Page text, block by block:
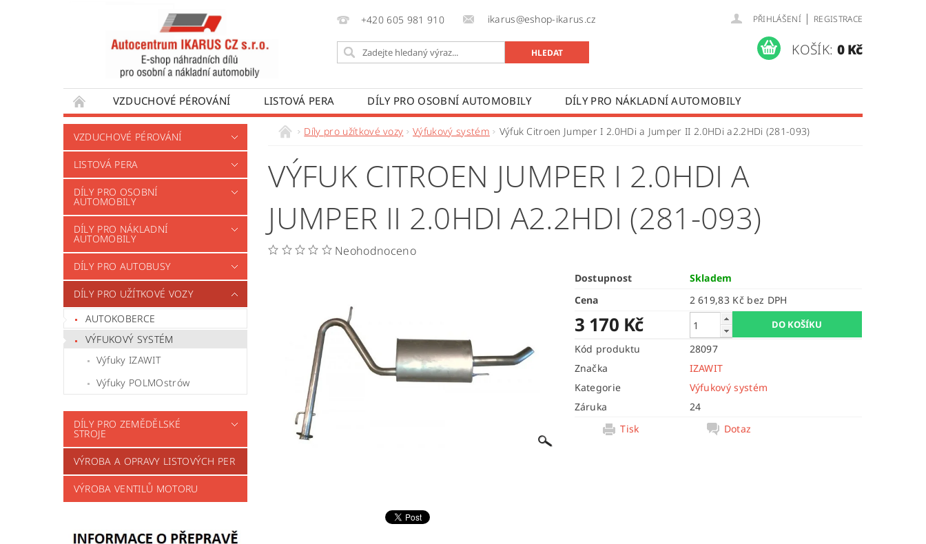
+420 605 981 910 ikarus@eshop-ikarus.cz PŘIHLÁŠENÍ | REGISTRACE
KOŠÍK: 0 Kč
VZDUCHOVÉ PÉROVÁNÍ LISTOVÁ PERA DÍLY PRO OSOBNÍ AUTOMOBILY
DÍLY PRO NÁKLADNÍ AUTOMOBILY
DÍLY PRO AUTOBUSY
DÍLY PRO UŽÍTKOVÉ VOZY DÍLY PRO ZEMĚDĚLSKÉ STROJE
VÝROBA A OPRAVY LISTOVÝCH PER
VÝROBA VENTILŮ MOTORU
VZDUCHOVÉ PÉROVÁNÍ
LISTOVÁ PERA
DÍLY PRO OSOBNÍ
AUTOMOBILY
DÍLY PRO NÁKLADNÍ
AUTOMOBILY
DÍLY PRO AUTOBUSY
DÍLY PRO UŽÍTKOVÉ VOZY
AUTOKOBERCE
VÝFUKOVÝ SYSTÉM
Výfuky IZAWIT
Výfuky POLMOstrów
DÍLY PRO ZEMĚDĚLSKÉ
STROJE
VÝROBA A OPRAVY LISTOVÝCH PER
VÝROBA VENTILŮ MOTORU
Díly pro užítkové vozy Výfukový systém Výfuk Citroen Jumper I 2.0HDi a Jumper II 2.0HDi a2.2HDi (281-093)
VÝFUK CITROEN JUMPER I 2.0HDI A
JUMPER II 2.0HDI A2.2HDI (281-093)
Neohodnoceno
Dostupnost
Skladem
Cena
2 619,83 Kč bez DPH
3 170 Kč
Kód produktu
28097
Značka
IZAWIT
Kategorie
Výfukový systém
Záruka
24
Tisk
Dotaz